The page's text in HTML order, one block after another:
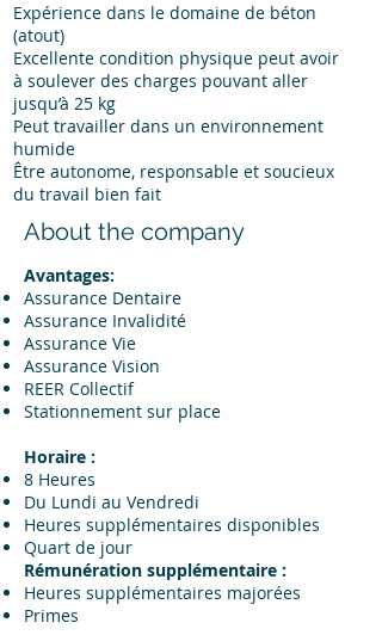
Expérience dans le domaine de béton
(atout)
Excellente condition physique peut avoir
à soulever des charges pouvant aller
jusqu’à 25 kg
Peut travailler dans un environnement
humide
Être autonome, responsable et soucieux
du travail bien fait
About the company
Avantages:
Assurance Dentaire
Assurance Invalidité
Assurance Vie
Assurance Vision
REER Collectif
Stationnement sur place
Horaire :
8 Heures
Du Lundi au Vendredi
Heures supplémentaires disponibles
Quart de jour
Rémunération supplémentaire :
Heures supplémentaires majorées
Primes